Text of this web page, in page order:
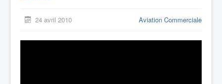
24 avril 2010 Aviation Commerciale